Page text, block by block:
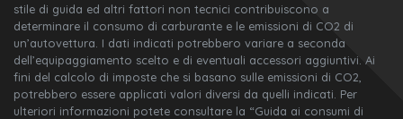
stile di guida ed altri fattori non tecnici contribuiscono a
determinare il consumo di carburante e le emissioni di CO2 di
un’autovettura. I dati indicati potrebbero variare a seconda
dell’equipaggiamento scelto e di eventuali accessori aggiuntivi. Ai
fini del calcolo di imposte che si basano sulle emissioni di CO2,
potrebbero essere applicati valori diversi da quelli indicati. Per
ulteriori informazioni potete consultare la “Guida ai consumi di